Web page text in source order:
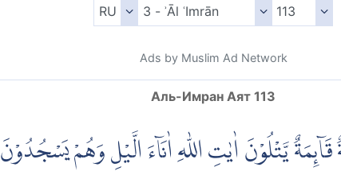
Ads by Muslim Ad Network
Аль-Имран Аят 113
يَّتْلُوْنَ اٰيٰتِ اللّٰهِ اٰنَاۤءَ الَّيْلِ وَهُمْ يَسْجُدُوْنَ